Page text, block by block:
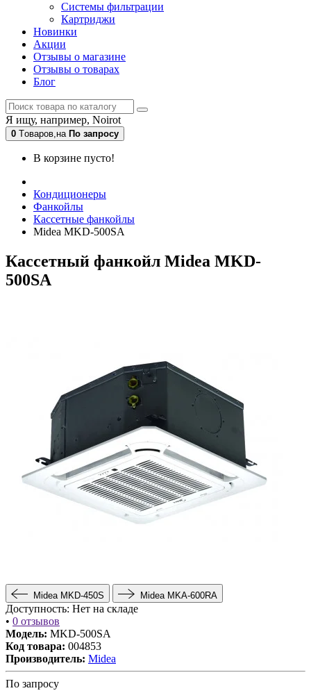
Системы фильтрации
Картриджи
Новинки
Акции
Отзывы о магазине
Отзывы о товарах
Блог
Я ищу, например, Noirot
0 Tоваров,на По запросу
В корзине пусто!
Кондиционеры
Фанкойлы
Кассетные фанкойлы
Midea MKD-500SA
Кассетный фанкойл Midea MKD-
500SA
Midea MKD-450S Midea MKA-600RA
Доступность: Нет на складе
• 0 отзывов
Модель: MKD-500SA
Код товара: 004853
Производитель: Midea
По запросу